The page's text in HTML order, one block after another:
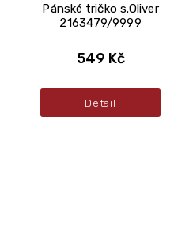
Pánské tričko s.Oliver
2163479/9999
549 Kč
Detail